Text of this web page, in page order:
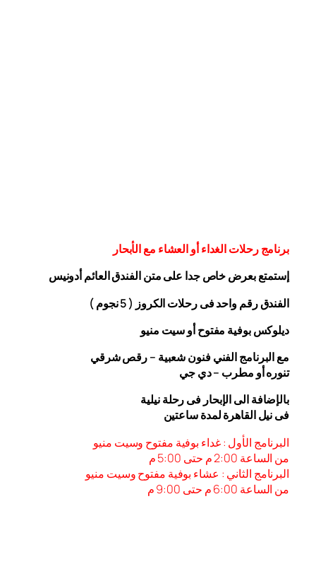
برنامج رحلات الغداء أو العشاء مع الأبحار
إستمتع بعرض خاص جدا على متن الفندقالعائم أدونيس
الفندق رقم واحد فى رحلات الكروز ( 5 نجوم )
ديلوكس بوفية مفتوح أو سيت منيو
مع البرنامج الفني فنون شعبية – رقص شرقي
تنوره أو مطرب – دي جي
بالإضافة الى الإبحار فى رحلة نيلية
فى نيل القاهرة لمدة ساعتين
البرنامج الأول : غداء بوفية مفتوح وسيت منيو
من الساعة 2:00 م حتى 5:00 م
البرنامج الثاني : عشاء بوفية مفتوح وسيت منيو
من الساعة 6:00
م حتى 9:00 م